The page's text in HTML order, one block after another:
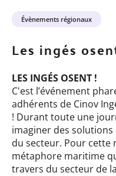
Catégorie
Évènements régionaux
Les ingés
LES INGÉS OSENT !
C'est l’événement
adhérents de Cinov
! Durant toute une
imaginer des
du secteur. Pour cette
métaphore maritime
travers du secteur de